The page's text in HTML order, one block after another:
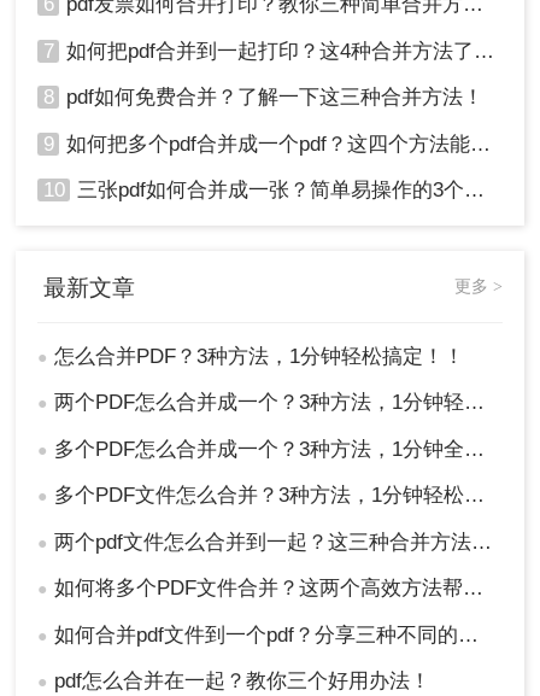
6 pdf发票如何合并打印？教你三种简单合并方法！
7 如何把pdf合并到一起打印？这4种合并方法了解一下！
8 pdf如何免费合并？了解一下这三种合并方法！
9 如何把多个pdf合并成一个pdf？这四个方法能帮助大家！
10 三张pdf如何合并成一张？简单易操作的3个方法！
最新文章 更多 >
● 怎么合并PDF？3种方法，1分钟轻松搞定！！
● 两个PDF怎么合并成一个？3种方法，1分钟轻松搞定！
● 多个PDF怎么合并成一个？3种方法，1分钟全搞定！！
● 多个PDF文件怎么合并？3种方法，1分钟轻松搞定！!
● 两个pdf文件怎么合并到一起？这三种合并方法超实用！
● 如何将多个PDF文件合并？这两个高效方法帮你解决！
● 如何合并pdf文件到一个pdf？分享三种不同的方法来帮助您轻松合并！
● pdf怎么合并在一起？教你三个好用办法！